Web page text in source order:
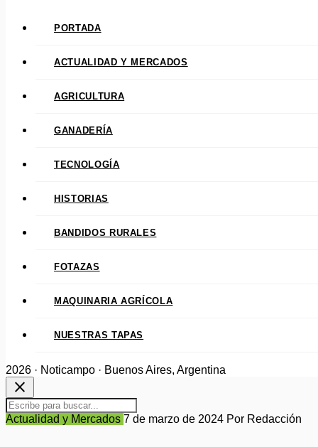
PORTADA
ACTUALIDAD Y MERCADOS
AGRICULTURA
GANADERÍA
TECNOLOGÍA
HISTORIAS
BANDIDOS RURALES
FOTAZAS
MAQUINARIA AGRÍCOLA
NUESTRAS TAPAS
2026 · Noticampo · Buenos Aires, Argentina
close
Actualidad y Mercados 7 de marzo de 2024 Por Redacción